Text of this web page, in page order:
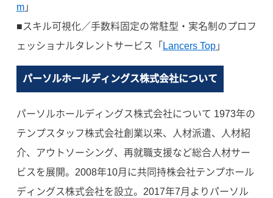
m」
■スキル可視化／手数料固定の常駐型・実名制のプロフ
ェッショナルタレントサービス「 Lancers Top」
パーソルホールディングス株式会社について
パーソルホールディングス株式会社について 1973年の
テンプスタッフ株式会社創業以来、人材派遣、人材紹
介、アウトソーシング、再就職支援など総合人材サー
ビスを展開。2008年10月に共同持株会社テンプホール
ディングス株式会社を設立。2017年7月よりパーソル